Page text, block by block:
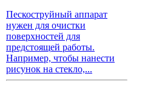
Пескоструйный аппарат
нужен для очистки
поверхностей для
предстоящей работы.
Например, чтобы нанести
рисунок на стекло,...